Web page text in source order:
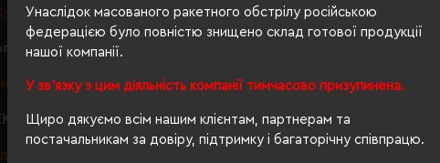
Унаслідок масованого ракетного обстрілу російською
федерацією було повністю знищено склад готової продукції
нашої компанії.
У зв'язку з цим діяльність компанії тимчасово призупинена.
Щиро дякуємо всім нашим клієнтам, партнерам та
постачальникам за довіру, підтримку і багаторічну співпрацю.
г/м²
TEX® Standard 100
приховані кишені на блискавці, захист